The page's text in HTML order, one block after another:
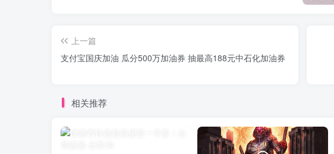
上一篇
支付宝国庆加油 瓜分500万加油券 抽最高188元中石化加油券
相关推荐